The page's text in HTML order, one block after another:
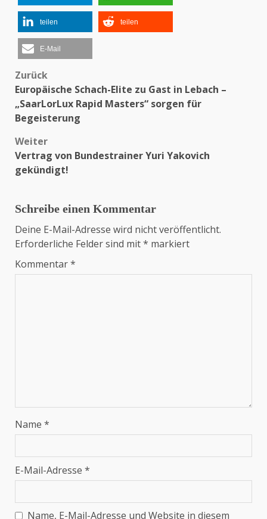
teilen teilen
E-Mail
Beitragsnavigation
Zurück
Europäische Schach-Elite zu Gast in Lebach –
„SaarLorLux Rapid Masters“ sorgen für
Begeisterung
Weiter
Vertrag von Bundestrainer Yuri Yakovich
gekündigt!
Schreibe einen Kommentar
Deine E-Mail-Adresse wird nicht veröffentlicht.
Erforderliche Felder sind mit* markiert
Kommentar*
Name *
E-Mail-Adresse *
Name, E-Mail-Adresse und Website in diesem